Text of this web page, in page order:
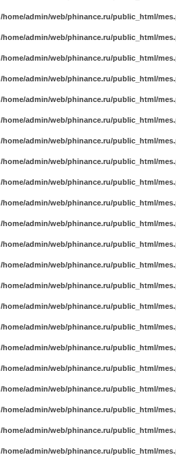
/home/admin/web/phinance.ru/public_html/
/home/admin/web/phinance.ru/public_html/
/home/admin/web/phinance.ru/public_html/
/home/admin/web/phinance.ru/public_html/
/home/admin/web/phinance.ru/public_html/
/home/admin/web/phinance.ru/public_html/
/home/admin/web/phinance.ru/public_html/
/home/admin/web/phinance.ru/public_html/
/home/admin/web/phinance.ru/public_html/
/home/admin/web/phinance.ru/public_html/
/home/admin/web/phinance.ru/public_html/
/home/admin/web/phinance.ru/public_html/
/home/admin/web/phinance.ru/public_html/
/home/admin/web/phinance.ru/public_html/
/home/admin/web/phinance.ru/public_html/
/home/admin/web/phinance.ru/public_html/
/home/admin/web/phinance.ru/public_html/
/home/admin/web/phinance.ru/public_html/
/home/admin/web/phinance.ru/public_html/
/home/admin/web/phinance.ru/public_html/
/home/admin/web/phinance.ru/public_html/
/home/admin/web/phinance.ru/public_html/